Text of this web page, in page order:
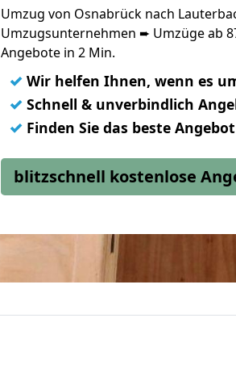
Umzug von Osnabrück nach
Umzugsunternehmen ➨ Umzüge ab
Angebote in 2 Min.
✓ Wir helfen Ihnen, wenn es
✓ Schnell & unverbindlich
✓ Finden Sie das beste
blitzschnell kostenlose